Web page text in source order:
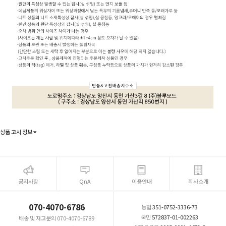
상품 고시 정보
공지사항 QnA 이용안내 회사소개
070-4070-6786
배송 및 재고문의 070-4070-6789
농협351-0752-3336-73
국민 572837-01-002263